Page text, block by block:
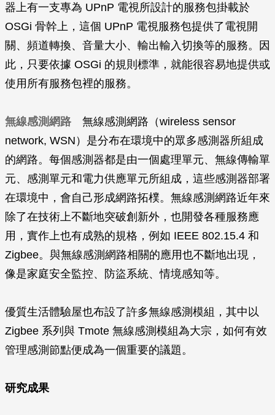
器上有一支專為 UPnP 電視所設計的服務包掛載於
OSGi 骨幹上，這個 UPnP 電視服務包提供了電視開
關、頻道轉換、音量大小、輸出輸入切換等的服務。因
此，只要依據 OSGi 的規則標準，就能很容易地提供或
使用所有服務包裡的服務。
無線感測網路 無線感測網路（wireless sensor
network, WSN）是分布在環境中的眾多感測器所組成
的網路。每個感測器都是由一個處理單元、無線傳輸單
元、感測單元和電力供應單元所組成，這些感測器部署
在環境中，會自己形成網路拓樸。無線感測網路近年來
除了在技術上不斷地突破創新外，也開發各種服務應
用，實作上也有成熟的規格，例如 IEEE 802.15.4 和
Zigbee。與無線感測網路相關的應用也不斷地出現，
像是家庭安全監控、防盜系統、情境感知等。
優質生活體驗屋也布設了許多無線感測模組，其中以
Zigbee 系列與 Tmote 無線感測模組為大宗，如何有效
管理感測節點便成為一個重要的議題。
研究成果